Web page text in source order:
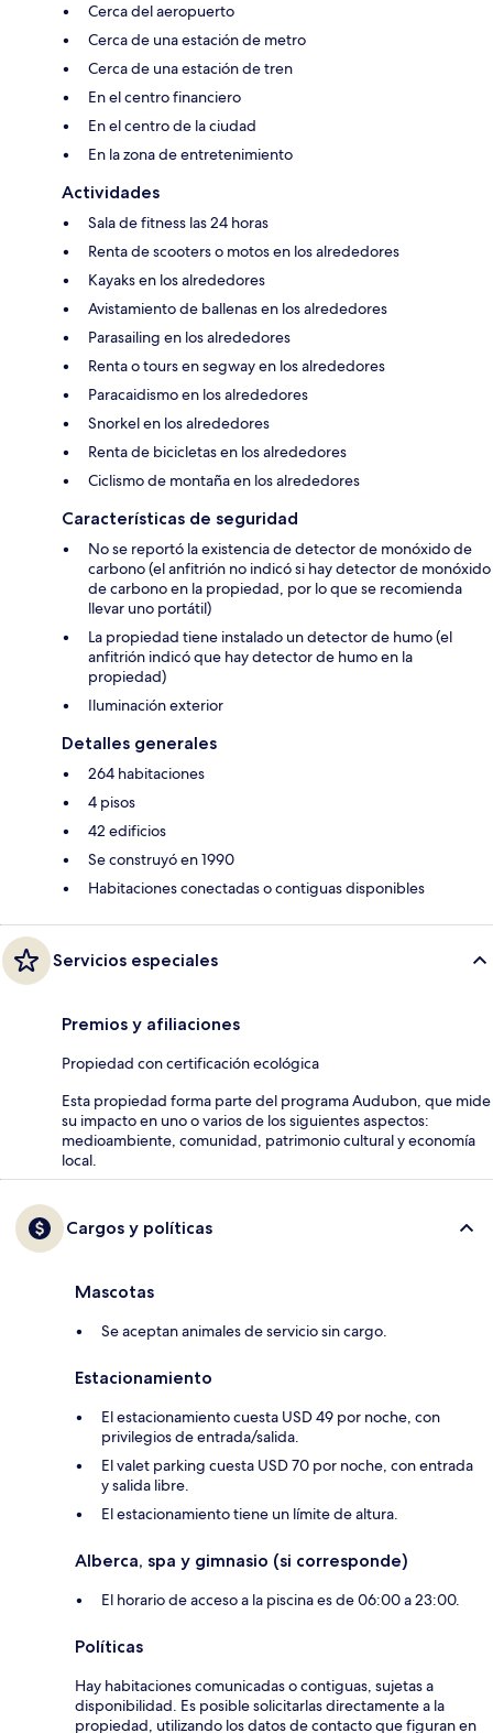
Cerca del aeropuerto
Cerca de una estación de metro
Cerca de una estación de tren
En el centro financiero
En el centro de la ciudad
En la zona de entretenimiento
Actividades
Sala de fitness las 24 horas
Renta de scooters o motos en los alrededores
Kayaks en los alrededores
Avistamiento de ballenas en los alrededores
Parasailing en los alrededores
Renta o tours en segway en los alrededores
Paracaidismo en los alrededores
Snorkel en los alrededores
Renta de bicicletas en los alrededores
Ciclismo de montaña en los alrededores
Características de seguridad
No se reportó la existencia de detector de monóxido de
carbono (el anfitrión no indicó si hay detector de monóxido
de carbono en la propiedad, por lo que se recomienda
llevar uno portátil)
La propiedad tiene instalado un detector de humo (el
anfitrión indicó que hay detector de humo en la
propiedad)
Iluminación exterior
Detalles generales
264 habitaciones
4 pisos
42 edificios
Se construyó en 1990
Habitaciones conectadas o contiguas disponibles
Servicios especiales
Premios y afiliaciones
Propiedad con certificación ecológica
Esta propiedad forma parte del programa Audubon, que mide
su impacto en uno o varios de los siguientes aspectos:
medioambiente, comunidad, patrimonio cultural y economía
local.
Cargos y políticas
Mascotas
Se aceptan animales de servicio sin cargo.
Estacionamiento
El estacionamiento cuesta USD 49 por noche, con
privilegios de entrada/salida.
El valet parking cuesta USD 70 por noche, con entrada
y salida libre.
El estacionamiento tiene un límite de altura.
Alberca, spa y gimnasio (si corresponde)
El horario de acceso a la piscina es de 06:00 a 23:00.
Políticas
Hay habitaciones comunicadas o contiguas, sujetas a
disponibilidad. Es posible solicitarlas directamente a la
propiedad, utilizando los datos de contacto que figuran en